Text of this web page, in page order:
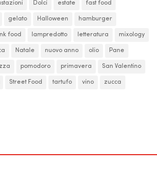
Dolci estate fast food
gelato Halloween hamburger
food lampredotto letteratura mixology
Natale nuovo anno olio Pane
pomodoro primavera San Valentino
Street Food tartufo vino zucca